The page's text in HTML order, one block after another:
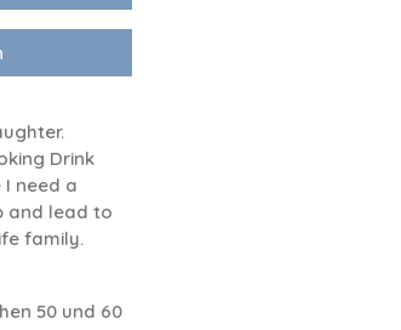
Drink
need a
and lead to
family.
50 und 60